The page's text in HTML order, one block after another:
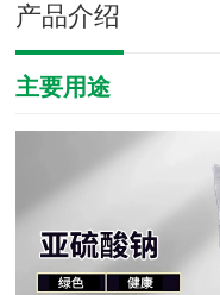
产品介绍
主要用途